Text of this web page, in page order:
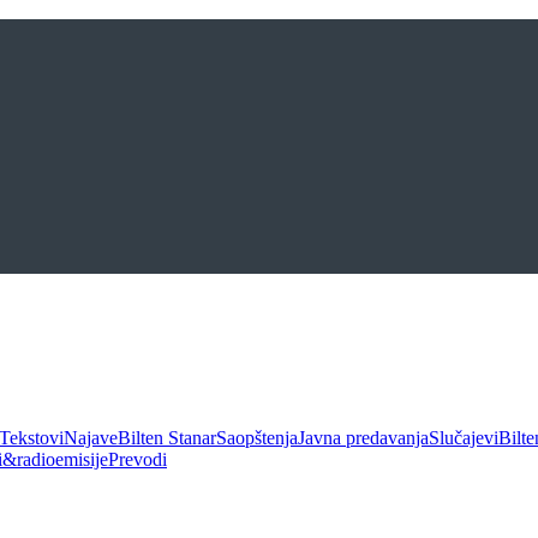
TekstoviNajaveBilten StanarSaopštenjaJavna predavanjaSlučajevi
Prevodi